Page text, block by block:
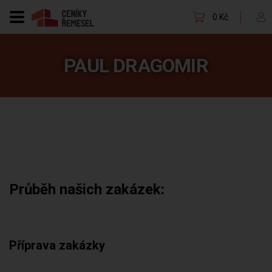
0 Kč
PAUL DRAGOMIR
Průběh našich zakázek:
Příprava zakázky